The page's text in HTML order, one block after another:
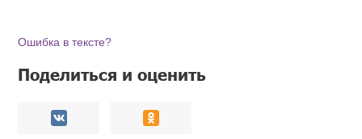
Ошибка в тексте?
Поделиться и оценить